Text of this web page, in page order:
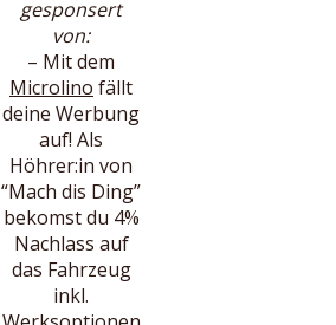
gesponsert
von:
– Mit dem
Microlino fällt
deine Werbung
auf! Als
Höhrer:in von
“Mach dis Ding”
bekomst du 4%
Nachlass auf
das Fahrzeug
inkl.